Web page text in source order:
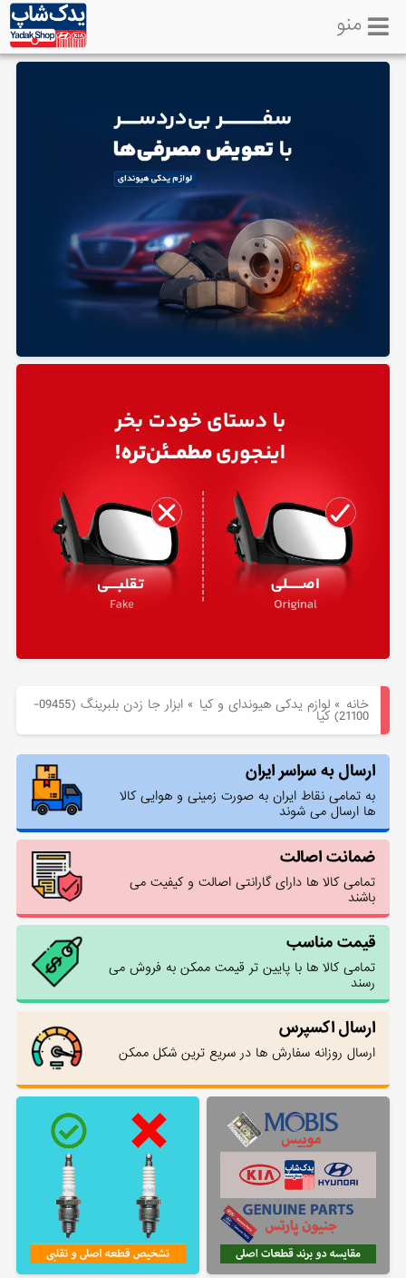
لوازم
منو
خانه »لوازم یدکی هیوندای و کیا » ابزار جا زدن بلبرينگ (09455-
21100) کیا
ارسال به سراسر ایران
به تمامی نقاط ایران به صورت زمینی و هوایی کالا
ها ارسال می شوند
ضمانت اصالت
تمامی کالا ها دارای گارانتی اصالت و کیفیت می
باشند
قیمت مناسب
تمامی کالا ها با پایین تر قیمت ممکن به فروش می
رسند
ارسال اکسپرس
ارسال روزانه سفارش ها در سریع ترین شکل ممکن